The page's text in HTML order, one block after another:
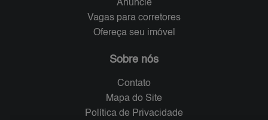
Anuncie
Vagas para corretores
Ofereça seu imóvel
Sobre nós
Contato
Mapa do Site
Política de Privacidade